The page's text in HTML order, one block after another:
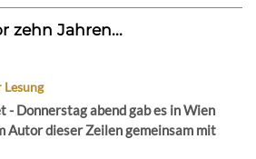
zehn Jahren...
Lesung
- Donnerstag abend gab es in Wien
Autor dieser Zeilen gemeinsam mit